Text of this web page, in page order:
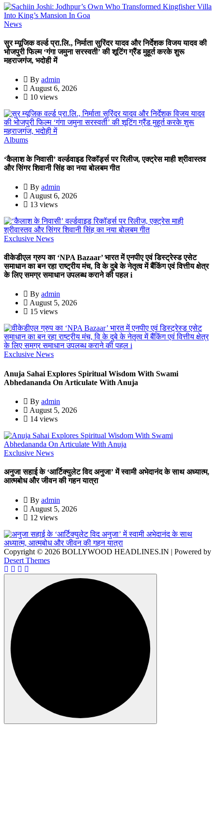
News
सुर म्यूजिक वर्ल्ड प्रा.लि., निर्माता सुरिंदर यादव और निर्देशक विजय यादव की
भोजपुरी फिल्म ‘गंगा जमुना सरस्वती’ की शूटिंग ग्रैंड मुहूर्त करके शुरू
महराजगंज, भदोही में
By admin
August 6, 2026
10 views
Albums
‘कैलाश के निवासी’ वर्ल्डवाइड रिकॉर्ड्स पर रिलीज, एक्ट्रेस माही श्रीवास्तव
और सिंगर शिवानी सिंह का नया बोलबम गीत
By admin
August 6, 2026
13 views
Exclusive News
वीकेडीएल ग्रुप का ‘NPA Bazaar’ भारत में एनपीए एवं डिस्ट्रेस्ड एसेट
समाधान का बन रहा राष्ट्रीय मंच, वि के दुबे के नेतृत्व में बैंकिंग एवं वित्तीय क्षेत्र
के लिए समग्र समाधान उपलब्ध कराने की पहल i
By admin
August 5, 2026
15 views
Exclusive News
Anuja Sahai Explores Spiritual Wisdom With Swami
Abhedananda On Articulate With Anuja
By admin
August 5, 2026
14 views
Exclusive News
अनुजा सहाई के ‘आर्टिक्युलेट विद अनुजा’ में स्वामी अभेदानंद के साथ अध्यात्म,
आत्मबोध और जीवन की गहन यात्रा
By admin
August 5, 2026
12 views
Copyright © 2026 BOLLYWOOD HEADLINES.IN | Powered by
Desert Themes